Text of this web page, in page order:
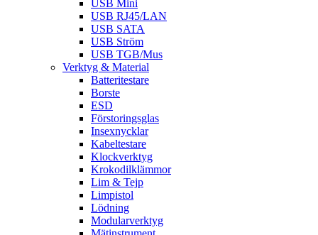
USB Mini
USB RJ45/LAN
USB SATA
USB Ström
USB TGB/Mus
Verktyg & Material
Batteritestare
Borste
ESD
Förstoringsglas
Insexnycklar
Kabeltestare
Klockverktyg
Krokodilklämmor
Lim & Tejp
Limpistol
Lödning
Modularverktyg